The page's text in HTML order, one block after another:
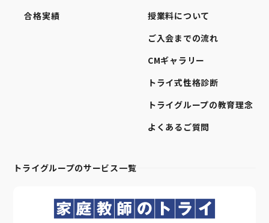
合格実績
授業料について
ご入会までの流れ
CMギャラリー
トライ式性格診断
トライグループの教育理念
よくあるご質問
トライグループのサービス一覧